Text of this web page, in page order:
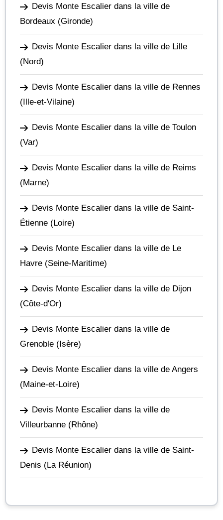
Devis Monte Escalier dans la ville de
Bordeaux (Gironde)
Devis Monte Escalier dans la ville de Lille
(Nord)
Devis Monte Escalier dans la ville de Rennes
(Ille-et-Vilaine)
Devis Monte Escalier dans la ville de Toulon
(Var)
Devis Monte Escalier dans la ville de Reims
(Marne)
Devis Monte Escalier dans la ville de Saint-
Étienne (Loire)
Devis Monte Escalier dans la ville de Le
Havre (Seine-Maritime)
Devis Monte Escalier dans la ville de Dijon
(Côte-d'Or)
Devis Monte Escalier dans la ville de
Grenoble (Isère)
Devis Monte Escalier dans la ville de Angers
(Maine-et-Loire)
Devis Monte Escalier dans la ville de
Villeurbanne (Rhône)
Devis Monte Escalier dans la ville de Saint-
Denis (La Réunion)